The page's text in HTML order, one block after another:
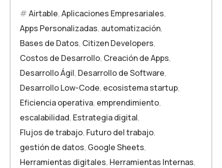
Airtable,Aplicaciones Empresariales,
Apps Personalizadas, automatización,
Bases de Datos, Citizen Developers,
Costos de Desarrollo, Creación de Apps,
Desarrollo Ágil, Desarrollo de Software,
Desarrollo Low-Code, ecosistema startup,
Eficiencia operativa, emprendimiento,
escalabilidad, Estrategia digital,
Flujos de trabajo, Futuro del trabajo,
gestión de datos, Google Sheets,
Herramientas digitales, Herramientas Internas,